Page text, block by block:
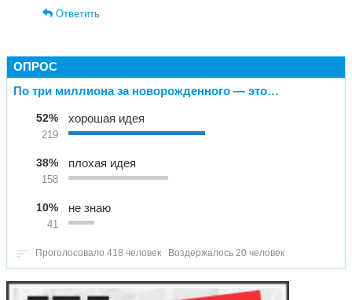
Ответить
ОПРОС
По три миллиона за новорожденного — это…
52%
219
хорошая идея
38%
158
плохая идея
10%
41
не знаю
Проголосовало 418 человек Воздержалось 20 человек